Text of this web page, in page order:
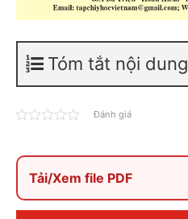
Tóm tắt nội dung
Đánh giá
Tải/Xem file PDF